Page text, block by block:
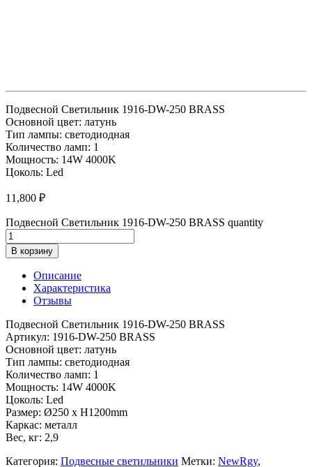
Подвесной Светильник 1916-DW-250 BRASS
Основной цвет: латунь
Тип лампы: светодиодная
Количество ламп: 1
Мощность: 14W 4000K
Цоколь: Led
11,800 ₽
Подвесной Светильник 1916-DW-250 BRASS quantity
В корзину
Описание
Характеристика
Отзывы
Подвесной Светильник 1916-DW-250 BRASS
Артикул: 1916-DW-250 BRASS
Основной цвет: латунь
Тип лампы: светодиодная
Количество ламп: 1
Мощность: 14W 4000K
Цоколь: Led
Размер: Ø250 x H1200mm
Каркас: металл
Вес, кг: 2,9
Категория: Подвесные светильники Метки: NewRgy,